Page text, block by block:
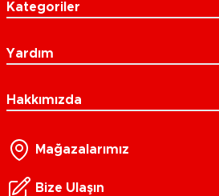
Kategoriler
Yardım
Hakkımızda
Mağazalarımız
Bize Ulaşın